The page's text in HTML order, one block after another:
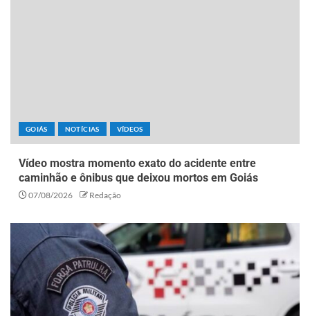
GOIÁS NOTÍCIAS VÍDEOS
Vídeo mostra momento exato do acidente entre
caminhão e ônibus que deixou mortos em Goiás
07/08/2026 Redação